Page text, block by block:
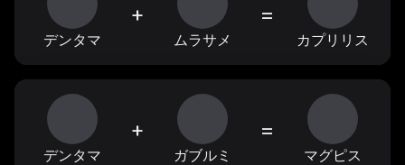
デンタマ
+
ムラサメ
=
カプリリス
デンタマ
+
ガブルミ
=
マグピス